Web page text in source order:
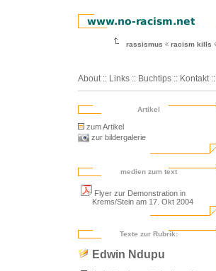
rassismus racism kills
About :: Links :: Buchtips :: Kontakt ::
Artikel
zum Artikel
zur bildergalerie
medien zum text
Flyer zur Demonstration in
Krems/Stein am 17. Okt 2004
Texte zur Rubrik:
Edwin Ndupu